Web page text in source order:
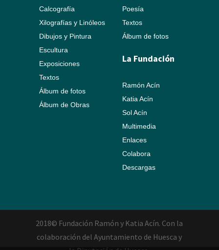
Calcografía
Xilografías y Linóleos
Dibujos y Pintura
Escultura
Exposiciones
Textos
Álbum de fotos
Álbum de Obras
Poesía
Textos
Álbum de fotos
La Fundación
Ramón Acín
Katia Acín
Sol Acín
Multimedia
Enlaces
Colabora
Descargas
2018© Fundación Ramón y Katia Acín. Con la
colaboración del Ayuntamiento de Huesca y